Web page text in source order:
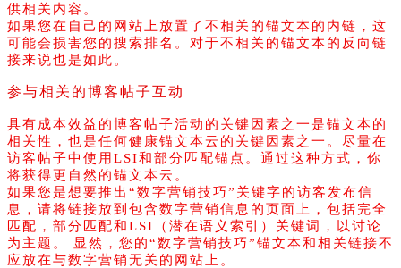
供相关内容。
如果您在自己的网站上放置了不相关的锚文本的内链，这
可能会损害您的搜索排名。对于不相关的锚文本的反向链
接来说也是如此。
参与相关的博客帖子互动
具有成本效益的博客帖子活动的关键因素之一是锚文本的
相关性，也是任何健康锚文本云的关键因素之一。尽量在
访客帖子中使用LSI和部分匹配锚点。通过这种方式，你
将获得更自然的锚文本云。
如果您是想要推出“数字营销技巧”关键字的访客发布信
息，请将链接放到包含数字营销信息的页面上，包括完全
匹配，部分匹配和LSI（潜在语义索引）关键词，以讨论
为主题。 显然，您的“数字营销技巧”锚文本和相关链接不
应放在与数字营销无关的网站上。